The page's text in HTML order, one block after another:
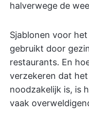
halverwege de
Sjablonen voor
gebruikt door
restaurants. En
verzekeren dat
noodzakelijk is, is
vaak